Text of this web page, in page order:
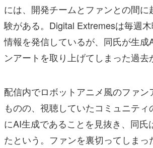
には、開発チームとファンとの間に
験がある。Digital Extremesは毎週
情報を発信しているが、同氏が生成
ンアートを取り上げてしまった過去
配信内でロボットアニメ風のファン
ものの、視聴していたコミュニテ
にAI生成であることを見抜き、同氏
たという。ファンを裏切ってしまっ